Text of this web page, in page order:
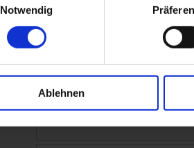
Notwendig
Ablehnen
Privatkunde